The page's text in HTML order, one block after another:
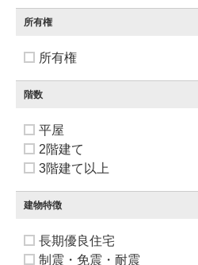
所有権
所有権
階数
平屋
2階建て
3階建て以上
建物特徴
長期優良住宅
制震・免震・耐震